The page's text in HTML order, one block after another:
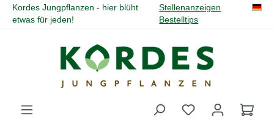
springen
Kordes Jungpflanzen - hier blüht
etwas für jeden!
Stellenanzeigen
Bestelltips
Du hast 0